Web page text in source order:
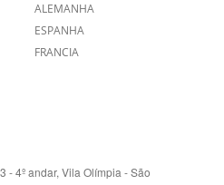
FRANCIA
4º andar, Vila Olímpia - São
2004 fornecendo cursos de